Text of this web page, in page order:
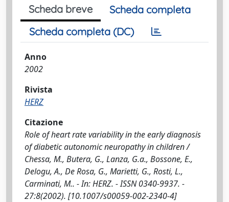
Scheda breve
Scheda completa
Scheda completa (DC)
Anno
2002
Rivista
HERZ
Citazione
Role of heart rate variability in the early diagnosis
of diabetic autonomic neuropathy in children /
Chessa, M., Butera, G., Lanza, G.a., Bossone, E.,
Delogu, A., De Rosa, G., Marietti, G., Rosti, L.,
Carminati, M.. - In: HERZ. - ISSN 0340-9937. -
27:8(2002). [10.1007/s00059-002-2340-4]